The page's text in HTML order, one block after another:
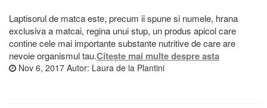
Laptisorul de matca este, precum ii spune si numele, hrana
exclusiva a matcai, regina unui stup, un produs apicol care
contine cele mai importante substante nutritive de care are
nevoie organismul tau.Citește mai multe despre asta
Nov 6, 2017 Autor: Laura de la Plantini